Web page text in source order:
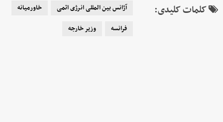
کلمات کلیدی: آژانس بین المللی انرژی اتمی
خاورمیانه
فرانسه
وزیر خارجه